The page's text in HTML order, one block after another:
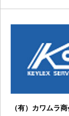
（有）カワムラ